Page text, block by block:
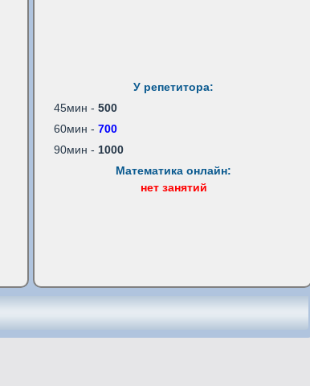
У репетитора:
45мин - 500
60мин - 700
90мин - 1000
Математика онлайн:
нет занятий